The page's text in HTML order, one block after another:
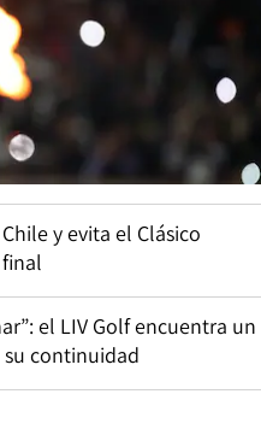
y evita el Clásico
el LIV Golf encuentra un
continuidad